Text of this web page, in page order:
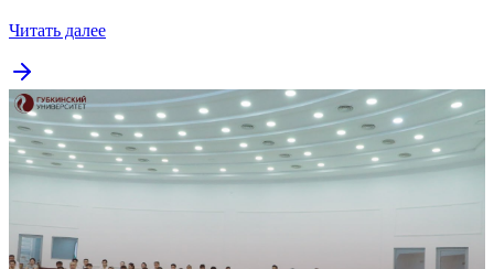
Читать далее